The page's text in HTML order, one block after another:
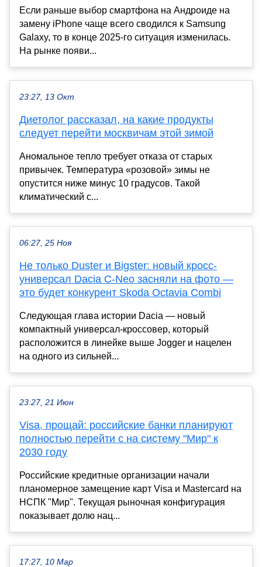
Если раньше выбор смартфона на Андроиде на
замену iPhone чаще всего сводился к Samsung
Galaxy, то в конце 2025-го ситуация изменилась.
На рынке появи...
23:27, 13 Окт
Диетолог рассказал, на какие продукты
следует перейти москвичам этой зимой
Аномальное тепло требует отказа от старых
привычек. Температура «розовой» зимы не
опустится ниже минус 10 градусов. Такой
климатический с...
06:27, 25 Ноя
Не только Duster и Bigster: новый кросс-
универсал Dacia C-Neo засняли на фото —
это будет конкурент Skoda Octavia Combi
Следующая глава истории Dacia — новый
компактный универсал-кроссовер, который
расположится в линейке выше Jogger и нацелен
на одного из сильней...
23:27, 21 Июн
Visa, прощай: российские банки планируют
полностью перейти с на систему "Мир" к
2030 году
Российские кредитные организации начали
планомерное замещение карт Visa и Mastercard на
НСПК "Мир". Текущая рыночная конфигурация
показывает долю нац...
17:27, 10 Мар